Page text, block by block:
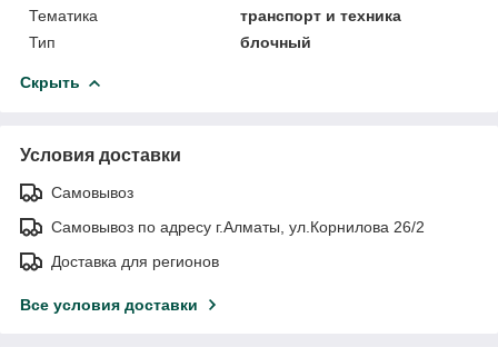
Тематика
транспорт и техника
Тип
блочный
Скрыть
Условия доставки
Самовывоз
Самовывоз по адресу г.Алматы, ул.Корнилова 26/2
Доставка для регионов
Все условия доставки